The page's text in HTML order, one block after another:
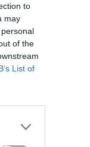
to
may
of the
List of